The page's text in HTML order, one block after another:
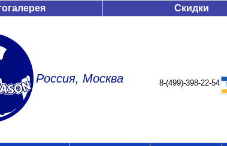
Скидки
Россия, Москва 8-(499)-398-22-54